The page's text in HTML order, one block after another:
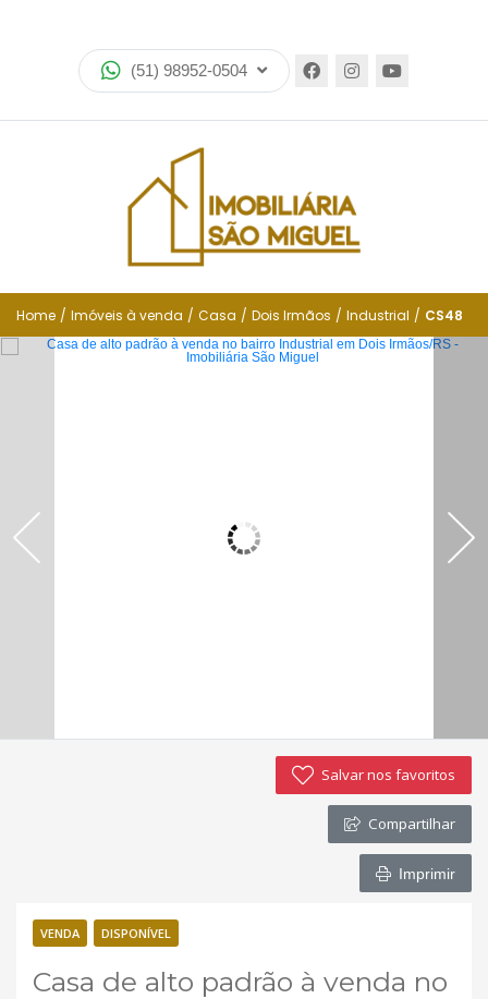
(51) 98952-0504
Imóveis
Encomende seu imóvel
Financiamento
Negocie seu imóvel
Contato
Home / Imóveis à venda / Casa / Dois Irmãos / Industrial / CS48
Salvar nos favoritos
Compartilhar
Imprimir
VENDA DISPONÍVEL
Casa de alto padrão à venda no